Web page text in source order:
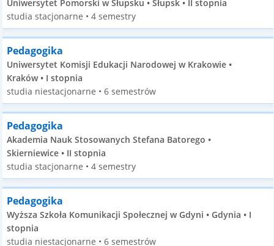
Uniwersytet Pomorski w Słupsku • Słupsk • II stopnia
studia stacjonarne • 4 semestry
Pedagogika
Uniwersytet Komisji Edukacji Narodowej w Krakowie •
Kraków • I stopnia
studia niestacjonarne • 6 semestrów
Pedagogika
Akademia Nauk Stosowanych Stefana Batorego •
Skierniewice • II stopnia
studia stacjonarne • 4 semestry
Pedagogika
Wyższa Szkoła Komunikacji Społecznej w Gdyni • Gdynia • I
stopnia
studia niestacjonarne • 6 semestrów